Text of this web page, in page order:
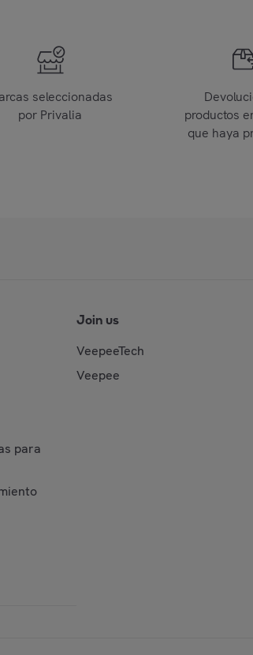
seleccionadas
por Privalia
productos
que haya
para
Join us
VeepeeTech
Veepee